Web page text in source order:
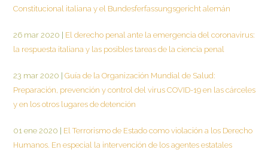
Constitucional italiana y el Bundesferfassungsgericht alemán
26 mar 2020
El derecho penal ante la emergencia del coronavirus:
la respuesta italiana y las posibles tareas de la ciencia penal
23 mar 2020
Guía de la Organización Mundial de Salud:
Preparación, prevención y control del virus COVID-19 en las cárceles
y en los otros lugares de detención
01 ene 2020
El Terrorismo de Estado como violación a los Derecho
Humanos. En especial la intervención de los agentes estatales